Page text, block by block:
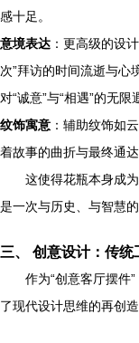
感十足。
意境表达 ：更高级的设
次”拜访的时间流逝与心
对“诚意”与“相遇”的无限
纹饰寓意 ：辅助纹饰如
着故事的曲折与最终通达
这使得花瓶本身成
是一次与历史、与智慧的
三、 创意设计：传
作为“创意客厅摆件
了现代设计思维的再创造